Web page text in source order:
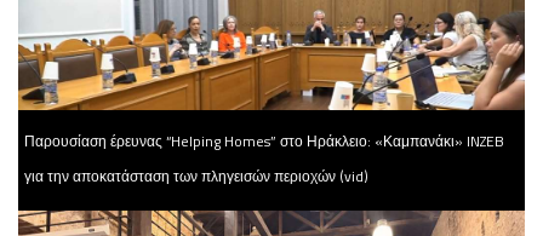
Παρουσίαση έρευνας “Helping Homes” στο Ηράκλειο: «Καμπανάκι» INZEB
για την αποκατάσταση των πληγεισών περιοχών (vid)